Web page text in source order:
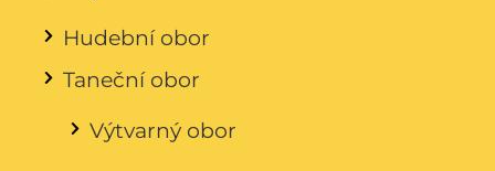
Hudební obor
Taneční obor
Výtvarný obor